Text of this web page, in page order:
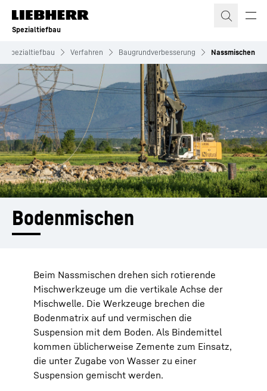
Zum Inhalt springen
Spezialtiefbau
Spezialtiefbau Verfahren Baugrundverbesserung Nassmischen
Bodenmischen
Beim Nassmischen drehen sich rotierende
Mischwerkzeuge um die vertikale Achse der
Mischwelle. Die Werkzeuge brechen die
Bodenmatrix auf und vermischen die
Suspension mit dem Boden. Als Bindemittel
kommen üblicherweise Zemente zum Einsatz,
die unter Zugabe von Wasser zu einer
Suspension gemischt werden.